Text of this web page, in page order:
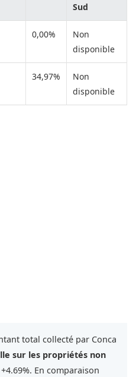
Sud
0,00%
Non
disponible
34,97%
Non
disponible
total collecté par Conca
sur les propriétés non
En comparaison